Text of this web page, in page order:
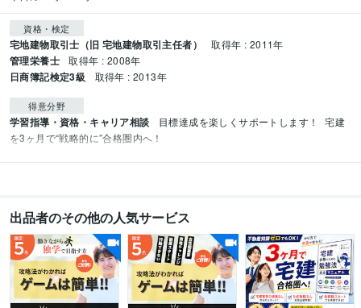
資格・検定
宅地建物取引士（旧 宅地建物取引主任者） 取得年 : 2011年
管理栄養士 取得年 : 2008年
日商簿記検定3級 取得年 : 2013年
得意分野
学習指導・資格・キャリア相談 目標達成を楽しくサポートします！
宅建
を3ヶ月で“戦略的に”合格圏内へ！
出品者のその他の人気サービス